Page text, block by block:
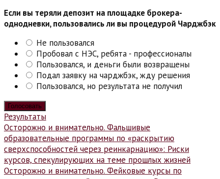
Если вы теряли депозит на площадке брокера-
однодневки, пользовались ли вы процедурой Чарджбэк
Не пользовался
Пробовал с НЭС, ребята - профессионалы
Пользовался, и деньги были возвращены
Подал заявку на чарджбэк, жду решения
Пользовался, но результата не получил
Результаты
Навигация
по
записям
Осторожно и внимательно. Фальшивые
образовательные программы по «раскрытию
сверхспособностей через реинкарнацию»: Риски
курсов, спекулирующих на теме прошлых жизней
Осторожно и внимательно. Фейковые курсы по